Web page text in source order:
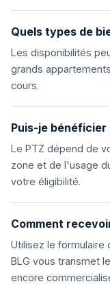
Quels types de
Les disponibilités
grands
cours.
Puis-je bénéficier
Le PTZ dépend de
zone et de l'usage
votre éligibilité.
Comment
Utilisez le formulaire
BLG vous transmet
encore